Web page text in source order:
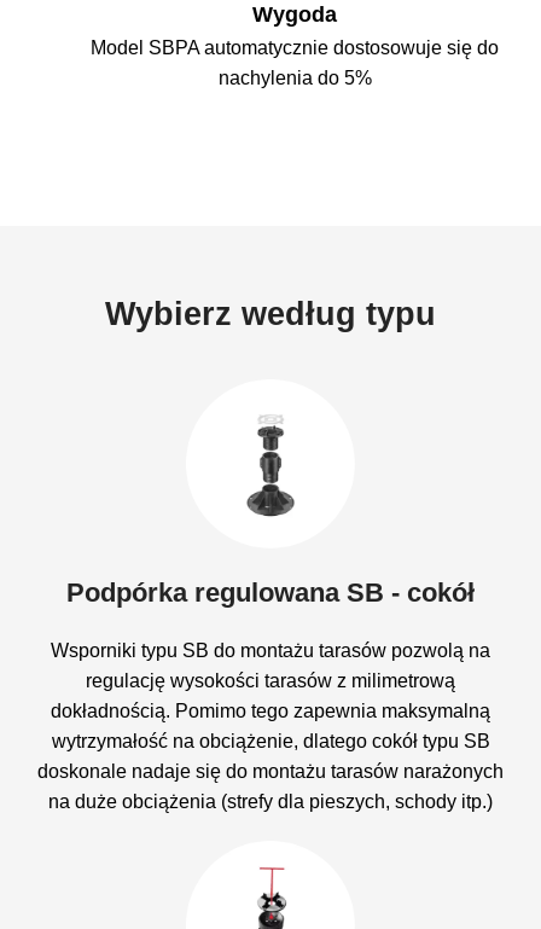
Wygoda
Model SBPA automatycznie dostosowuje się do
nachylenia do 5%
Wybierz według typu
Podpórka regulowana SB - cokół
Wsporniki typu SB do montażu tarasów pozwolą na
regulację wysokości tarasów z milimetrową
dokładnością. Pomimo tego zapewnia maksymalną
wytrzymałość na obciążenie, dlatego cokół typu SB
doskonale nadaje się do montażu tarasów narażonych
na duże obciążenia (strefy dla pieszych, schody itp.)